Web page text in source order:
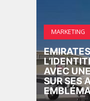
MARKETING
AVEC
SUR SES